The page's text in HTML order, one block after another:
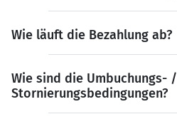
Wie läuft die Bezahlung ab?
Wie sind die Umbuchungs- /
Stornierungsbedingungen?